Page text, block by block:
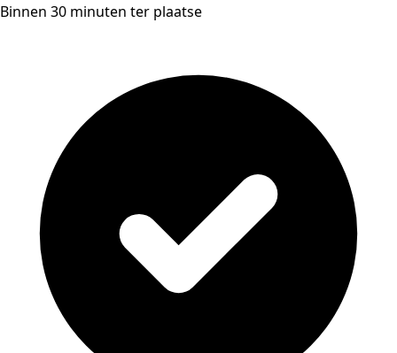
Binnen 30 minuten ter plaatse